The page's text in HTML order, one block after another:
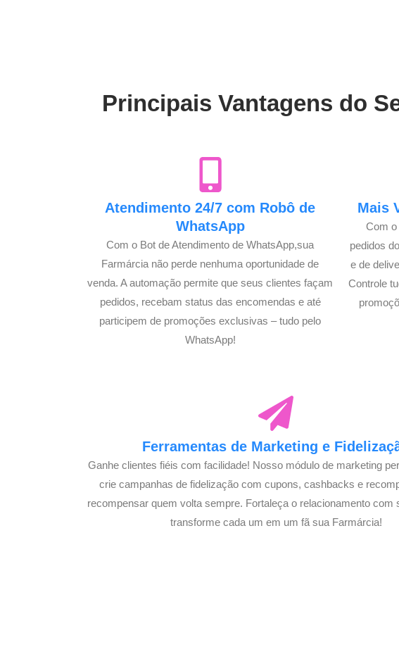
Principais Vantagens do
Atendimento 24/7 com Robô de
WhatsApp
Com o Bot de Atendimento de WhatsApp,sua
Farmárcia não perde nenhuma oportunidade de
venda. A automação permite que seus clientes façam
pedidos, recebam status das encomendas e até
participem de promoções exclusivas – tudo pelo
WhatsApp!
Mais
Com o
pedidos
e de
Controle
Ferramentas de Marketing e
Ganhe clientes fiéis com facilidade! Nosso módulo de marketing
crie campanhas de fidelização com cupons, cashbacks e
recompensar quem volta sempre. Fortaleça o relacionamento com
transforme cada um em um fã sua Farmárcia!